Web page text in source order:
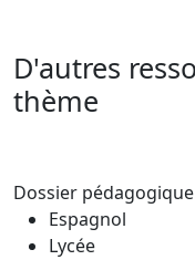
D'autres
thème
Dossier pédagogique
Espagnol
Lycée